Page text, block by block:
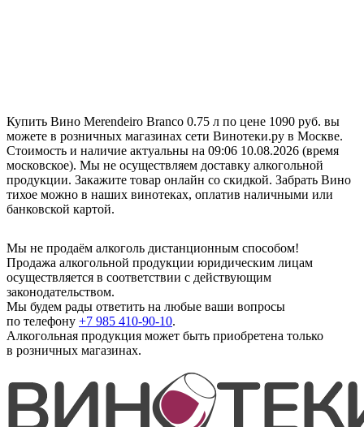
Купить Вино Merendeiro Branco 0.75 л по цене 1090 руб. вы
можете в розничных магазинах сети Винотеки.ру в Москве.
Стоимость и наличие актуальны на 09:06 10.08.2026 (время
московское). Мы не осуществляем доставку алкогольной
продукции. Закажите товар онлайн со скидкой. Забрать Вино
тихое можно в наших винотеках, оплатив наличными или
банковской картой.
Мы не продаём алкоголь дистанционным способом!
Продажа алкогольной продукции юридическим лицам
осуществляется в соответствии с действующим
законодательством.
Мы будем рады ответить на любые ваши вопросы
по телефону +7 985 410-90-10.
Алкогольная продукция может быть приобретена только
в розничных магазинах.